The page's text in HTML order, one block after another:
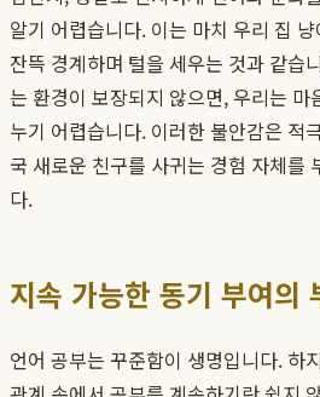
알기 어렵습니다. 이는 마치 우리 집
잔뜩 경계하며 털을 세우는 것과 같습
는 환경이 보장되지 않으면, 우리는
누기 어렵습니다. 이러한 불안감은 적
국 새로운 친구를 사귀는 경험 자체를
다.
지속 가능한 동기 부여의
언어 공부는 꾸준함이 생명입니다. 하